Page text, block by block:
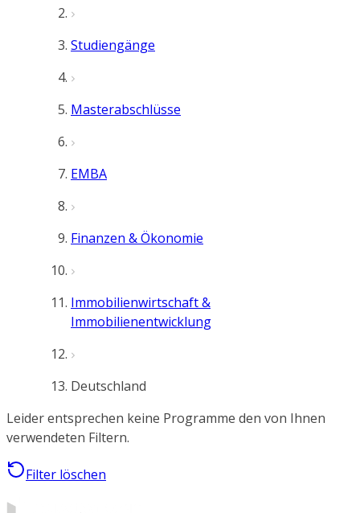
Studiengänge
Masterabschlüsse
EMBA
Finanzen & Ökonomie
Immobilienwirtschaft &
Immobilienentwicklung
Deutschland
Leider entsprechen keine Programme den von Ihnen
verwendeten Filtern.
Filter löschen